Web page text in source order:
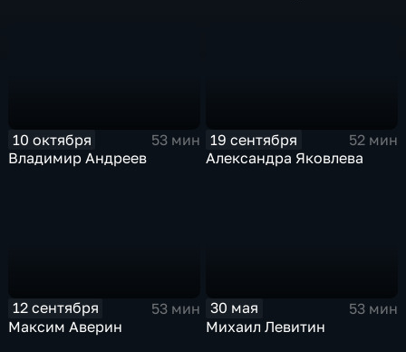
10 октября
53 мин
Владимир Андреев
19 сентября
52 мин
Александра Яковлева
12 сентября
53 мин
Максим Аверин
30 мая
53 мин
Михаил Левитин